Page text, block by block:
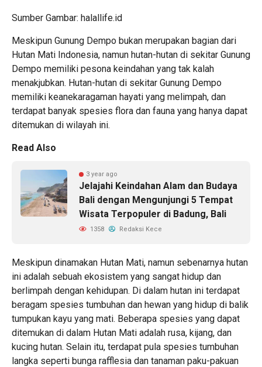
Sumber Gambar: halallife.id
Meskipun Gunung Dempo bukan merupakan bagian dari
Hutan Mati Indonesia, namun hutan-hutan di sekitar Gunung
Dempo memiliki pesona keindahan yang tak kalah
menakjubkan. Hutan-hutan di sekitar Gunung Dempo
memiliki keanekaragaman hayati yang melimpah, dan
terdapat banyak spesies flora dan fauna yang hanya dapat
ditemukan di wilayah ini.
Read Also
3 year ago
Jelajahi Keindahan Alam dan Budaya
Bali dengan Mengunjungi 5 Tempat
Wisata Terpopuler di Badung, Bali
1358 Redaksi Kece
Meskipun dinamakan Hutan Mati, namun sebenarnya hutan
ini adalah sebuah ekosistem yang sangat hidup dan
berlimpah dengan kehidupan. Di dalam hutan ini terdapat
beragam spesies tumbuhan dan hewan yang hidup di balik
tumpukan kayu yang mati. Beberapa spesies yang dapat
ditemukan di dalam Hutan Mati adalah rusa, kijang, dan
kucing hutan. Selain itu, terdapat pula spesies tumbuhan
langka seperti bunga rafflesia dan tanaman paku-pakuan